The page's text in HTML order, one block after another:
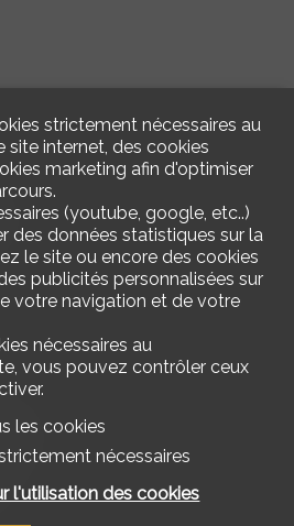
strictement nécessaires au
internet, des cookies
marketing afin d'optimiser
(youtube, google, etc..)
des données statistiques sur la
le site ou encore des cookies
publicités personnalisées sur
votre navigation et de votre
nécessaires au
vous pouvez contrôler ceux
les cookies
nécessaires
l'utilisation des cookies